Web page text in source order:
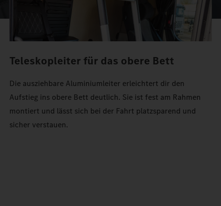
Teleskopleiter für das obere Bett
Die ausziehbare Aluminiumleiter erleichtert dir den
Aufstieg ins obere Bett deutlich. Sie ist fest am Rahmen
montiert und lässt sich bei der Fahrt platzsparend und
sicher verstauen.